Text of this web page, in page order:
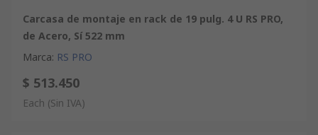
Carcasa de montaje en rack de 19 pulg. 4 U RS PRO,
de Acero, Sí 522 mm
Marca: RS PRO
$ 513.450
Each (Sin IVA)